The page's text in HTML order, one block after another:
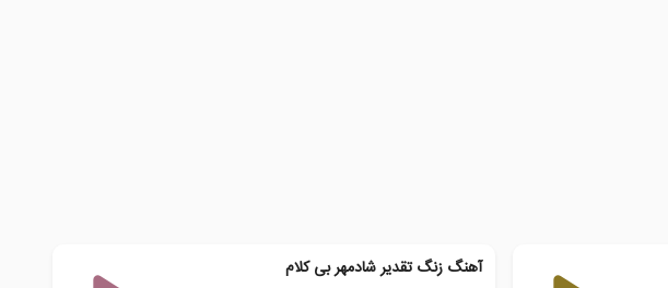
آهنگ زنگ تقدیر شادمهر بی کلام